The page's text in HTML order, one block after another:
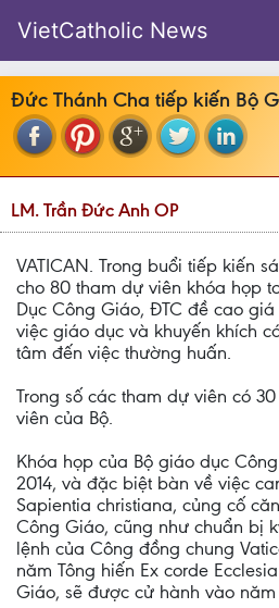
VietCatholic News
Đức Thánh Cha tiếp kiến Bộ
LM. Trần Đức Anh OP
VATICAN. Trong buổi tiếp kiến
cho 80 tham dự viên khóa họp
Dục Công Giáo, ĐTC đề cao
việc giáo dục và khuyến khích
tâm đến việc thường huấn.
Trong số các tham dự viên có
viên của Bộ.
Khóa họp của Bộ giáo dục
2014, và đặc biệt bàn về việc
Sapientia christiana, củng cố
Công Giáo, cũng như chuẩn bị
lệnh của Công đồng chung
năm Tông hiến Ex corde
Giáo, sẽ được cử hành vào năm